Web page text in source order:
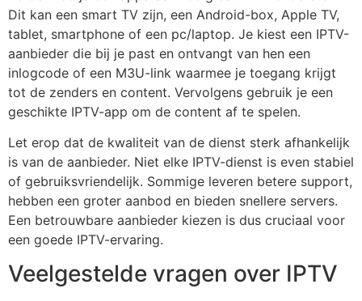
Dit kan een smart TV zijn, een Android-box, Apple TV,
tablet, smartphone of een pc/laptop. Je kiest een IPTV-
aanbieder die bij je past en ontvangt van hen een
inlogcode of een M3U-link waarmee je toegang krijgt
tot de zenders en content. Vervolgens gebruik je een
geschikte IPTV-app om de content af te spelen.
Let erop dat de kwaliteit van de dienst sterk afhankelijk
is van de aanbieder. Niet elke IPTV-dienst is even stabiel
of gebruiksvriendelijk. Sommige leveren betere support,
hebben een groter aanbod en bieden snellere servers.
Een betrouwbare aanbieder kiezen is dus cruciaal voor
een goede IPTV-ervaring.
Veelgestelde vragen over IPTV